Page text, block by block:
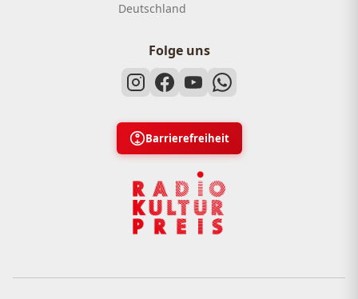
Deutschland
Folge uns
Barrierefreiheit